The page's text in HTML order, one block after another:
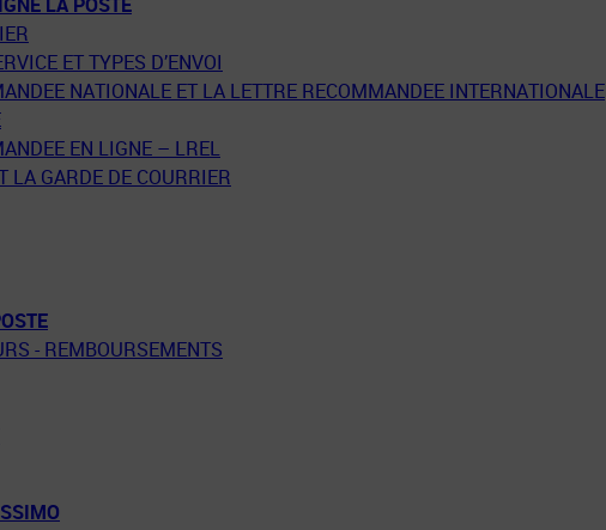
ET TYPES D’ENVOI
NATIONALE ET LA LETTRE RECOMMANDEE INTERNATIONALE
EN LIGNE – LREL
LA GARDE DE COURRIER
- REMBOURSEMENTS